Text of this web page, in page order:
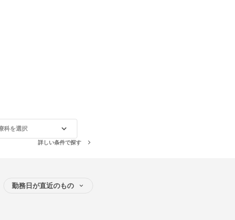
科を選択
詳しい条件で探す
勤務日が直近のもの